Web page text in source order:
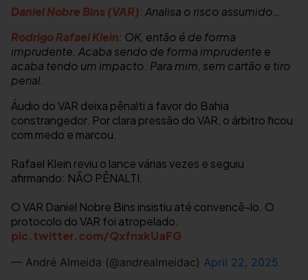
Daniel Nobre Bins (VAR): Analisa o risco assumido…
Rodrigo Rafael Klein: OK, então é de forma
imprudente. Acaba sendo de forma imprudente e
acaba tendo um impacto. Para mim, sem cartão e tiro
penal.
Áudio do VAR deixa pênalti a favor do Bahia
constrangedor. Por clara pressão do VAR, o árbitro ficou
com medo e marcou.
Rafael Klein reviu o lance várias vezes e seguiu
afirmando: NÃO PÊNALTI.
O VAR Daniel Nobre Bins insistiu até convencê-lo. O
protocolo do VAR foi atropelado.
pic.twitter.com/QxfnxkUaFG
— André Almeida (@andrealmeidac) April 22, 2025